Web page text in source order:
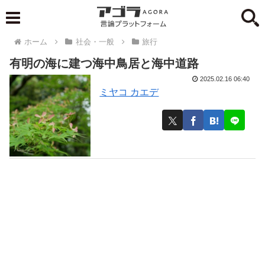
ホーム 社会・一般 旅行
有明の海に建つ海中鳥居と海中道路
ミヤコ カエデ
2025.02.16 06:40